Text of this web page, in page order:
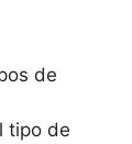
de
tipo de